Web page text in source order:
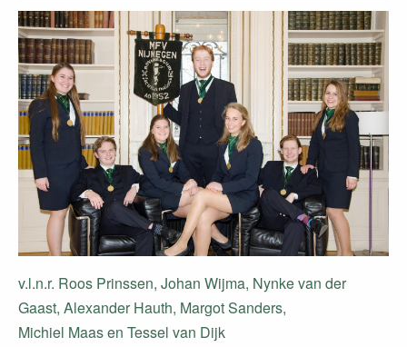
v.l.n.r. Roos Prinssen, Johan Wijma, Nynke van der
Gaast, Alexander Hauth, Margot Sanders,
​Michiel Maas en Tessel van Dijk